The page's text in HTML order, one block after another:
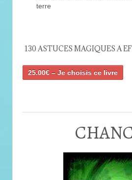
terre
130 ASTUCES MAGIQUES A
25.00€ – Je choisis ce livre